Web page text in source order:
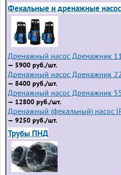
Фекальные и дренажные
Дренажный насос Дренажник
— 5900 руб./шт.
Дренажный насос Дренажник
— 8400 руб./шт.
Дренажный насос Дренажник
— 12800 руб./шт.
Дренажный (фекальный) насос
— 9250 руб./шт.
Трубы ПНД